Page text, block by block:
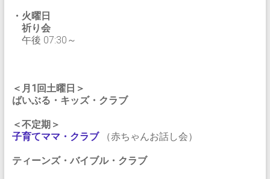
・火曜日
祈り会
午後 07:30～
＜月1回土曜日＞
ばいぶる・キッズ・クラブ
＜不定期＞
子育てママ・クラブ（赤ちゃんお話し会）
ティーンズ・バイブル・クラブ